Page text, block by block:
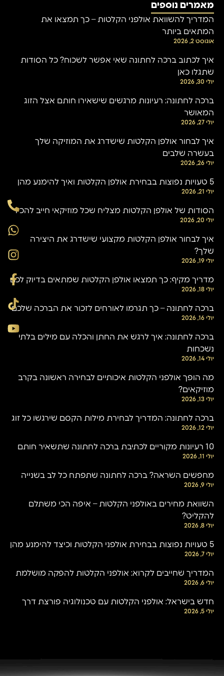
מאמרים נוספים
המדריך להשוואת אולפני הקלטות – כך תמצאו את
המתאים ביותר
אוגוסט 2, 2026
איך לכתוב ברכה לחתונה שאי אפשר לשכוח? כל הסודות
שתגלו כאן
יולי 30, 2026
ברכה לחתונה: רעיונות מרגשים שישאירו חותם אצל הזוג
המאושר
יולי 27, 2026
איך לבחור אולפן הקלטות שישדרג את המוזיקה שלך
בעשרה שלבים
יולי 26, 2026
5 טעויות נפוצות בבחירת אולפן הקלטות ואיך להימנע מהן
יולי 21, 2026
הסודות של אולפן הקלטות מצליח שכל מוזיקאי חייב להכיר
יולי 20, 2026
איך לבחור אולפן הקלטות מקצועי שישדרג את היצירה
שלך?
יולי 19, 2026
מדריך מקיף: כך תמצאו אולפן הקלטות שמתאים בדיוק לכם
יולי 18, 2026
ברכה לחתונה – כך תגרמו לאורחים לזכור את הברכה שלכם
יולי 16, 2026
ברכה לחתונה: איך לרגש את החתן והכלה עם מילים בלתי
נשכחות
יולי 14, 2026
מה הופך אולפני הקלטות איכותיים לבחירה ראשונה בקרב
מוזיקאים?
יולי 13, 2026
ברכה לחתונה: המדריך לבחירת מילות הקסם שירגשו כל זוג
יולי 12, 2026
10 רעיונות מקוריים לכתיבת ברכה לחתונה שתשאיר חותם
יולי 11, 2026
מחפשים השראה? ברכה לחתונה שתפתח כל לב בשנייה
יולי 9, 2026
השוואת מחירים באולפני הקלטות – איפה הכי משתלם
להקליט?
יולי 8, 2026
5 טעויות נפוצות בבחירת אולפני הקלטות וכיצד להימנע מהן
יולי 7, 2026
המדריך שחייבים לקרוא: אולפני הקלטות להפקה מושלמת
יולי 6, 2026
חדש בישראל: אולפני הקלטות עם טכנולוגיה פורצת דרך
יולי 5, 2026